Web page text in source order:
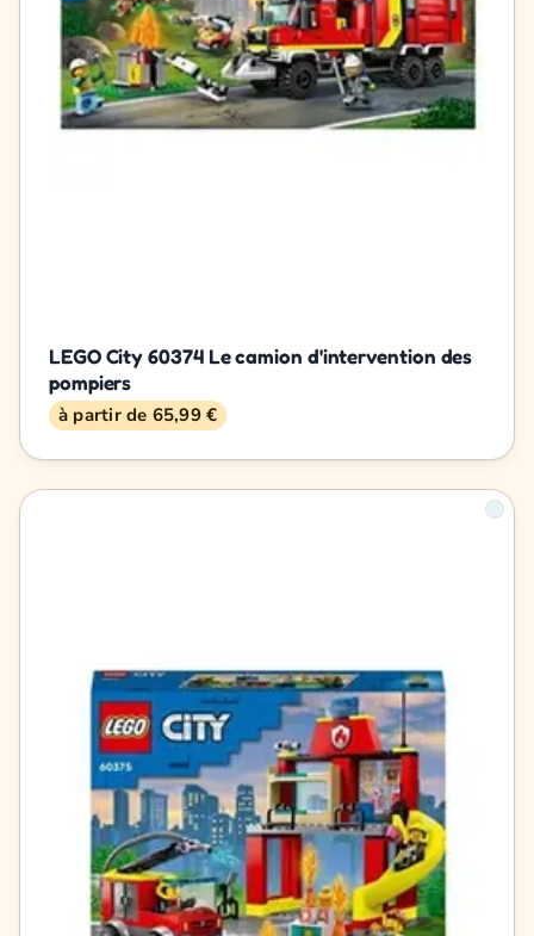
LEGO City 60374 Le camion d'intervention des
pompiers
à partir de 65,99 €